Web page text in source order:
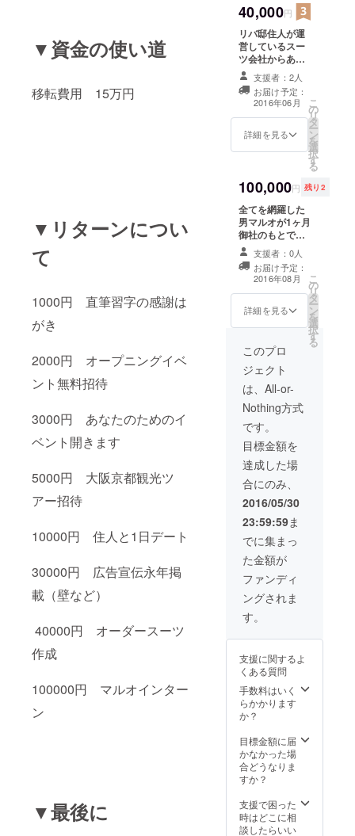
▼資金の使い道
移転費用 15万円
▼リターンについ
て
1000円 直筆習字の感謝は
がき
2000円 オープニングイベ
ント無料招待
3000円 あなたのためのイ
ベント開きます
5000円 大阪京都観光ツ
アー招待
10000円 住人と1日デート
30000円 広告宣伝永年掲
載（壁など）
40000円 オーダースーツ
作成
100000円 マルオインター
ン
▼最後に
40,000円
リバ邸住人が運
営しているスー
ツ会社からあな
たにピッタリ
あったスーツを
作らせていただ
きます。 大阪府
内なら出張で採
寸に伺い、お届
支援者：2人
お届け予定：
2016年06月
詳細を見る
こ
の
リ
タ
ー
ン
を
選
択
す
る
100,000円 残り2
全てを網羅した
男マルオが1ヶ月
御社のもとでイ
ンターン生とし
て働きます。 雑
用から企画運用
までなんでも任
せて下さい！ 全
力で働かせてい
阪府立大学理系
二回生 一年次か
ら様々な企業の
インターンに参
加し、優秀賞や
優勝を繰り返す
ジーニアス 現在
は誰もが知る米
大手IT企業の
サービスを法人
営業をしてい
る。 連絡先：
maruokakru@g
日程などは要相
談
支援者：0人
お届け予定：
2016年08月
詳細を見る
こ
の
リ
タ
ー
ン
を
選
択
す
る
このプロ
ジェクト
は、All-or-
Nothing方式
です。
目標金額を
達成した場
合にのみ、
2016/05/30
23:59:59ま
でに集まっ
た金額が
ファンディ
ングされま
す。
支援に関するよ
くある質問
手数料はいく
らかかります
か？
目標金額に届
かなかった場
合どうなりま
すか？
支援で困った
時はどこに相
談したらいい